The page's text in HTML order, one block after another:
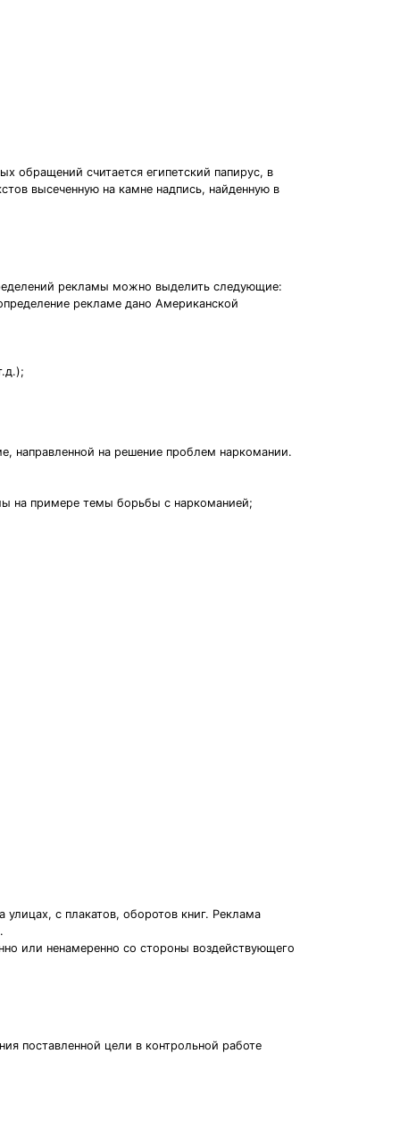
считается египетский папирус, в
высеченную на камне надпись, найденную в
рекламы можно выделить следующие:
рекламе дано Американской
направленной на решение проблем наркомании.
на примере темы борьбы с наркоманией;
с плакатов, оборотов книг. Реклама
или ненамеренно со стороны воздействующего
поставленной цели в контрольной работе